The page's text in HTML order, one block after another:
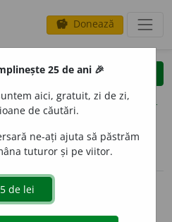
savings Donează
clear
opțiuni
25 de ani 🎉
aici, gratuit, zi de zi,
de căutări.
ne-ați ajuta să păstrăm
tuturor și pe viitor.